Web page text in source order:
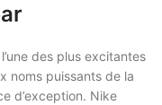
des plus excitantes
noms puissants de la
d’exception. Nike